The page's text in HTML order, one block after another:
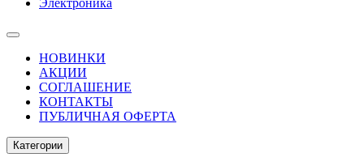
Электроника
НОВИНКИ
АКЦИИ
СОГЛАШЕНИЕ
КОНТАКТЫ
ПУБЛИЧНАЯ ОФЕРТА
Категории